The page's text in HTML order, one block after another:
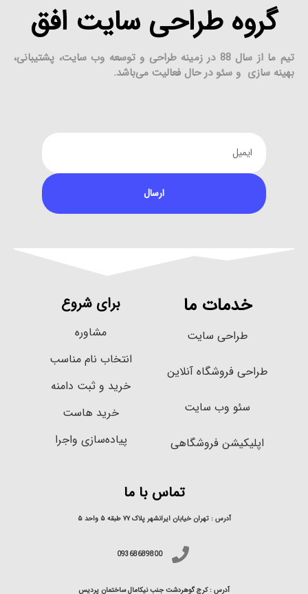
گروه طراحی سایت افق
تیم ما از سال 88 در زمینه طراحی و توسعه وب سایت، پشتیبانی،
بهینه سازی و سئو در حال فعالیت می‌باشد.
ارسال
خدمات ما
طراحی سایت
طراحی فروشگاه آنلاین
سئو وب سایت
اپلیکیشن فروشگاهی
برای شروع
مشاوره
انتخاب نام مناسب
خرید و ثبت دامنه
خرید هاست
پیاده‌سازی واجرا
تماس با ما
آدرس : تهران خیابان ایرانشهر پلاک ۷۷ طبقه ۵ واحد ۵
09368689800
آدرس : کرج گوهردشت جنب نیکامال ساختمان پردیس